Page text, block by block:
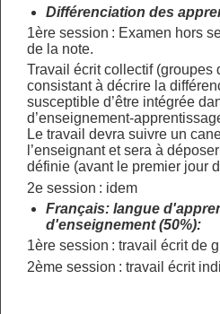
Différenciation des
1ère session : Examen hors
de la note.
Travail écrit collectif (groupes
consistant à décrire la
susceptible d’être intégrée
d’enseignement-
Le travail devra suivre un
l’enseignant et sera à
définie (avant le premier jour
2e session : idem
Français: langue
d'enseignement (50%):
1ère session : travail écrit de
2ème session : travail écrit